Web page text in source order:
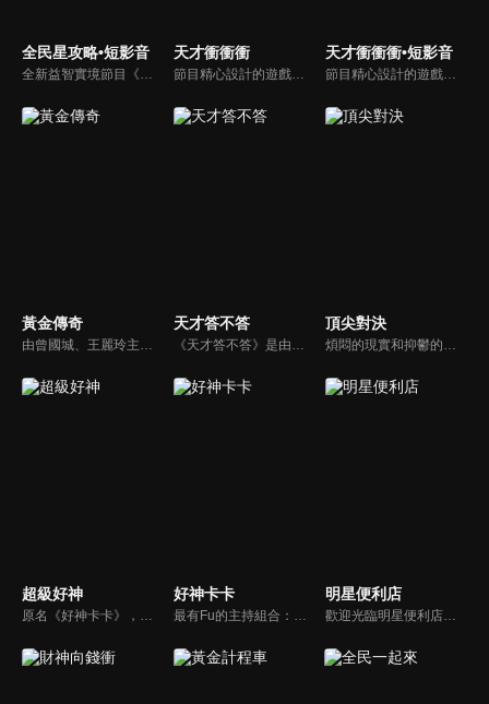
全民星攻略•短影音 天才衝衝衝
節目精心設計的遊戲內容，包括深受觀眾喜愛並且火紅於各大專院校的【TEMPO系列】，考驗藝人用肢體表達能力以及聯想能力的【你是WORD演】、【會演是英雄】，考驗英文程度的【EAR傳耳ABC】，超簡單、超爆笑的【看你怎麼說】，以及考驗藝人反應、機智以及隊友默契的【不可能的默契】等單元，逗趣又爆笑！
天才衝衝衝•短影音
節目精心設計的遊戲內容，包括深受觀眾喜愛並且火紅於各大專院校的【TEMPO系列】，考驗藝人用肢體表達能力以及聯想能力的【你是WORD演】、【會演是英雄】，考驗英文程度的【EAR傳耳ABC】，超簡單、超爆笑的【看你怎麼說】，以及考驗藝人反應、機智以及隊友默契的【不可能的默契】等單元，逗趣又爆笑！
黃金傳奇
由曾國城、王麗玲主持，許多人記憶中的經典外景綜藝節目之一。每次闖關成功的隊伍，可獲得藏寶圖；拼湊出完整藏寶圖者，可憑著藏寶圖提示至寶箱放置處；最後以正確寶箱之正確答案鑰匙開啟成功者，除隊長本身外的每位參賽者，即可獲得價值新台幣5萬元之黃金金牌。
天才答不答
《天才答不答》是由吳宗憲和吳怡霈共同主持的益智節目。節目設立高額的獎金來考驗藝人們真實的人性，同時將題目立體化，讓你身歷其境去冒險答題。更有哪些出乎意料的處罰，讓藝人羞愧的不想再答錯！一個最接近「人性」與「真實」的益智節目，現在就讓吳宗憲帶你輕鬆玩轉知識。
頂尖對決
煩悶的現實和抑鬱的社會，你需要的就是笑、大聲笑、開口笑，《頂尖對決》就要你笑到落ㄟ骸，最具綜藝實力的庹宗康，和喜感十足的納豆各自領軍對抗，藝人搞笑pk笑果十足，《頂尖對決》讓你忘掉一週煩惱！
超級好神
原名《好神卡卡》，後改名為《超級好神》，是一檔益智類綜藝節目，由「A咖天王」徐乃麟搭配黃鐙輝主持。「好神智慧王」、「好神記憶王」、「誰是爆點王」、「好神送好禮」四個單元，讓來賓一較高下。比反應，比記憶，比機智，比膽識，幸運女神的眷顧與遠離永遠都是個未知數！
好神卡卡
最有Fu的主持組合：「A咖天王」徐乃麟+「好神天心」朱芯儀+「真理大學校花」洪棠+「台大獸醫碩士」LYDIA。遊戲的層層關卡，來賓必須要和主持人比反應，比記憶，比機智，比膽識，幸運女神的眷顧與遠離永遠都是個未知數！
明星便利店
歡迎光臨明星便利店！你覺得便利店裡面有什麼？關東煮？茶葉蛋？還是讓你尖叫的大明星？一家擁有明星的便利店，到底有多稀奇，你會不會想要光臨呢？